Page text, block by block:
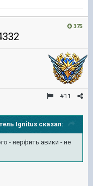
375
#11
Ignitus сказал:
- нерфить авики - не